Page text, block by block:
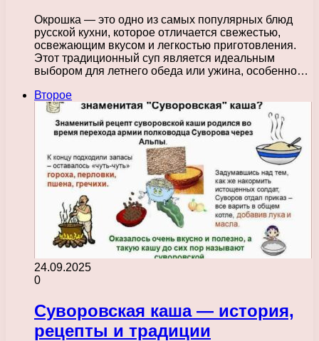
Окрошка — это одно из самых популярных блюд
русской кухни, которое отличается свежестью,
освежающим вкусом и легкостью приготовления.
Этот традиционный суп является идеальным
выбором для летнего обеда или ужина, особенно…
Второе
24.09.2025
0
Суворовская каша — история,
рецепты и традиции